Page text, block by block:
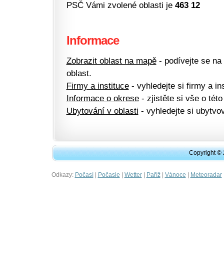
PSČ Vámi zvolené oblasti je 463 12
Informace
Zobrazit oblast na mapě- podívejte se na
oblast.
Firmy a instituce- vyhledejte si firmy a
Informace o okrese- zjistěte si vše o této
Ubytování v oblasti - vyhledejte si
Copyright ©
Odkazy: Počasí| Počasie | Wetter| Paříž| Vánoce | Meteoradar